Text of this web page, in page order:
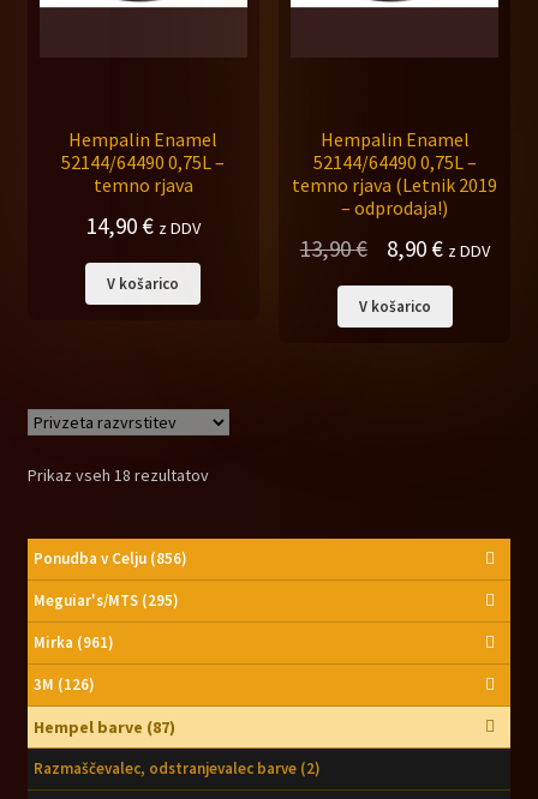
Hempalin Enamel
52144/64490 0,75L –
temno rjava
14,90€ z DDV
V košarico
Hempalin Enamel
52144/64490 0,75L –
temno rjava (Letnik 2019
– odprodaja!)
13,90€
Izvirna
cena
je
8,90 €Trenutna
cena
je:
z DDV
V košarico
Prikaz vseh 18 rezultatov
Ponudba v Celju (856)
Meguiar's/MTS (295)
Mirka (961)
3M (126)
Hempel barve (87)
Razmaščevalec, odstranjevalec barve (2)